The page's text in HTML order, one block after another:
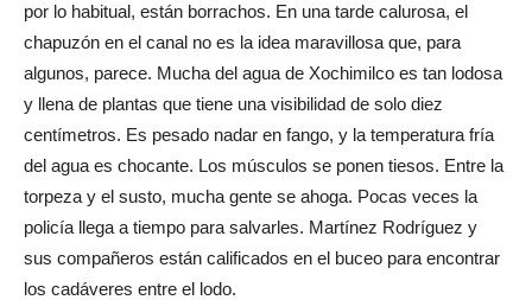
por lo habitual, están borrachos. En una tarde calurosa, el
chapuzón en el canal no es la idea maravillosa que, para
algunos, parece. Mucha del agua de Xochimilco es tan lodosa
y llena de plantas que tiene una visibilidad de solo diez
centímetros. Es pesado nadar en fango, y la temperatura fría
del agua es chocante. Los músculos se ponen tiesos. Entre la
torpeza y el susto, mucha gente se ahoga. Pocas veces la
policía llega a tiempo para salvarles. Martínez Rodríguez y
sus compañeros están calificados en el buceo para encontrar
los cadáveres entre el lodo.